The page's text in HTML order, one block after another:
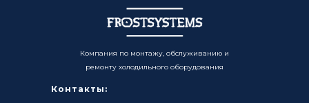
Контакты:
Компания по монтажу, обслуживанию и
ремонту холодильного оборудования